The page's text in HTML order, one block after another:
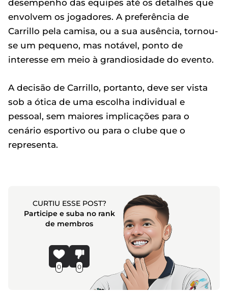
desempenho das equipes até os detalhes que
envolvem os jogadores. A preferência de
Carrillo pela camisa, ou a sua ausência, tornou-
se um pequeno, mas notável, ponto de
interesse em meio à grandiosidade do evento.
A decisão de Carrillo, portanto, deve ser vista
sob a ótica de uma escolha individual e
pessoal, sem maiores implicações para o
cenário esportivo ou para o clube que o
representa.
CURTIU ESSE POST?
Participe e suba no rank
de membros
0 0